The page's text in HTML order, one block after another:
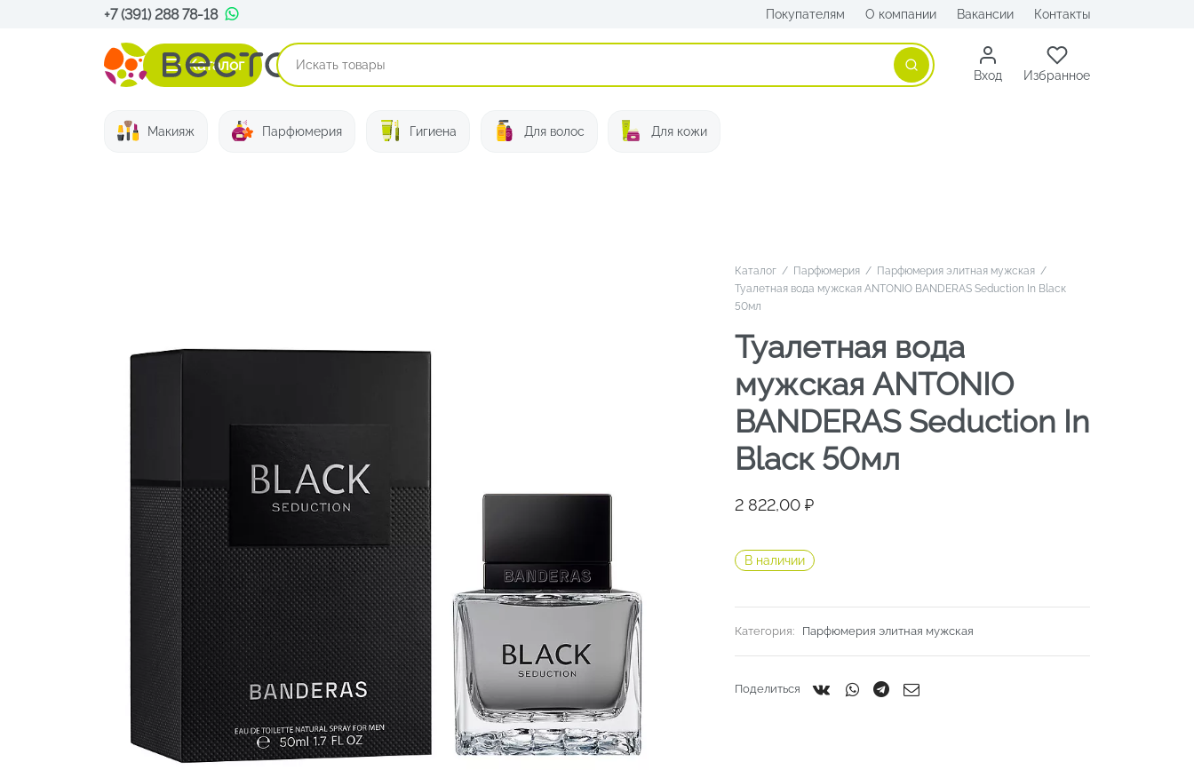
+7 (391) 288 78-18 Покупателям О компании Вакансии Контакты
Каталог
Поиск
Вход Избранное
Макияж Парфюмерия Гигиена Для волос Для кожи
Каталог / Парфюмерия / Парфюмерия элитная мужская /
Туалетная вода мужская ANTONIO BANDERAS Seduction In Blacк
50мл
Туалетная вода
мужская ANTONIO
BANDERAS Seduction In
Blacк 50мл
2 822,00 ₽
В наличии
Категория: Парфюмерия элитная мужская
Поделиться